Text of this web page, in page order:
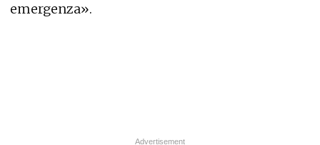
emergenza».